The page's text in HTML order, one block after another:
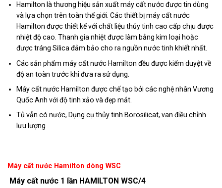
Hamilton là thương hiệu sản xuất máy cất nước được tin dùng
và lựa chọn trên toàn thế giới. Các thiết bị máy cất nước
Hamilton được thiết kế với chất liệu thủy tinh cao cấp chịu được
nhiệt độ cao. Thanh gia nhiệt được làm bằng kim loại hoặc
được tráng Silica đảm bảo cho ra nguồn nước tinh khiết nhất.
Các sản phẩm máy cất nước Hamilton đều được kiểm duyệt về
độ an toàn trước khi đưa ra sử dụng.
Máy cất nước Hamilton được chế tạo bởi các nghệ nhân Vương
Quốc Anh với độ tinh xảo và đẹp mắt.
Tủ vẫn có nước, Dụng cụ thủy tinh Borosilicat, van điều chỉnh
lưu lượng
Máy cất nước Hamilton dòng WSC
Máy cất nước 1 lần HAMILTON WSC/4